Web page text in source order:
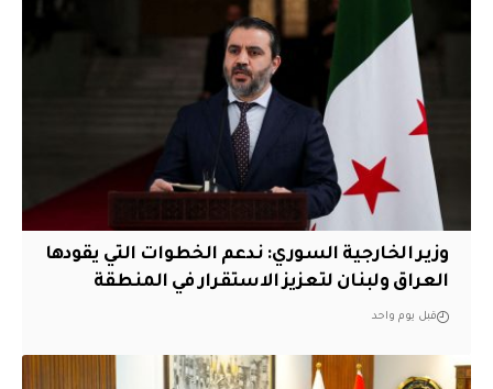
وزير الخارجية السوري: ندعم الخطوات التي يقودها
العراق ولبنان لتعزيز الاستقرار في المنطقة
قبل يوم واحد